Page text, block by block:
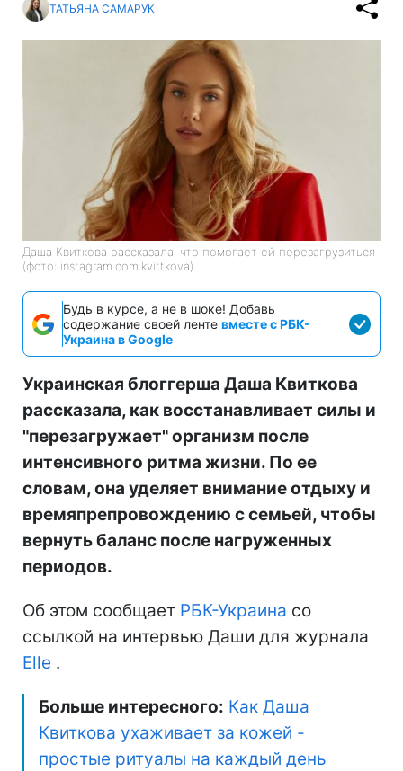
ТАТЬЯНА САМАРУК
Даша Квиткова рассказала, что помогает ей перезагрузиться
(фото: instagram.com.kvittkova)
Будь в курсе, а не в шоке! Добавь
содержание своей ленте вместе с РБК-
Украина в Google
Украинская блоггерша Даша Квиткова
рассказала, как восстанавливает силы и
"перезагружает" организм после
интенсивного ритма жизни. По ее
словам, она уделяет внимание отдыху и
времяпрепровождению с семьей, чтобы
вернуть баланс после нагруженных
периодов.
Об этом сообщает РБК-Украина со
ссылкой на интервью Даши для журнала
Elle .
Больше интересного: Как Даша
Квиткова ухаживает за кожей -
простые ритуалы на каждый день